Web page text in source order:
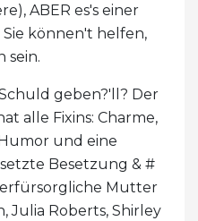
ABER es's einer
können't helfen,
sein.
geben?'ll? Der
alle Fixins: Charme,
und eine
Besetzung & #
Mutter
Julia Roberts, Shirley